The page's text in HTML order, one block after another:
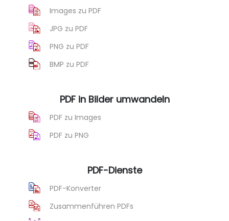
Images zu PDF
JPG zu PDF
PNG zu PDF
BMP zu PDF
PDF in Bilder umwandeln
PDF zu Images
PDF zu PNG
PDF-Dienste
PDF-Konverter
Zusammenführen PDFs